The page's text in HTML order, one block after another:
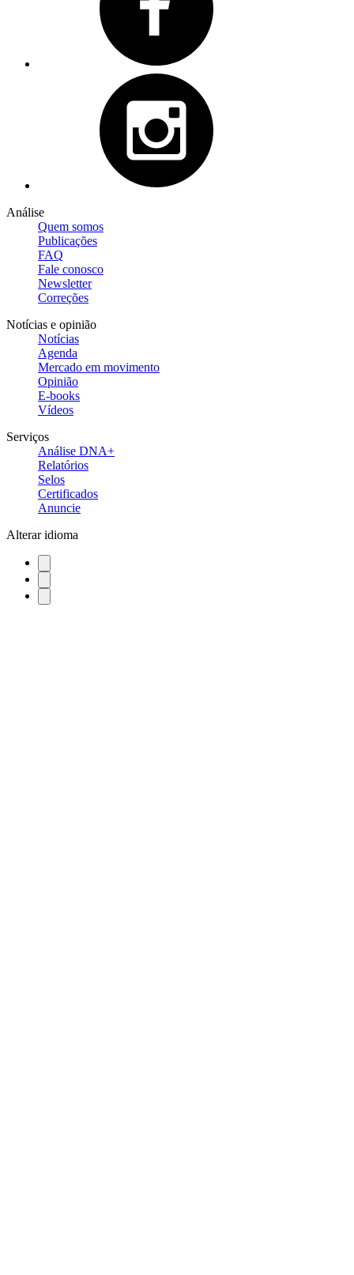
Análise
Quem somos
Publicações
FAQ
Fale conosco
Newsletter
Correções
Notícias e opinião
Notícias
Agenda
Mercado em movimento
Opinião
E-books
Vídeos
Serviços
Análise DNA+
Relatórios
Selos
Certificados
Anuncie
Alterar idioma